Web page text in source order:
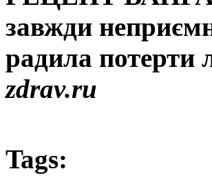
завжди
радила потерти
zdrav.ru
Tags: